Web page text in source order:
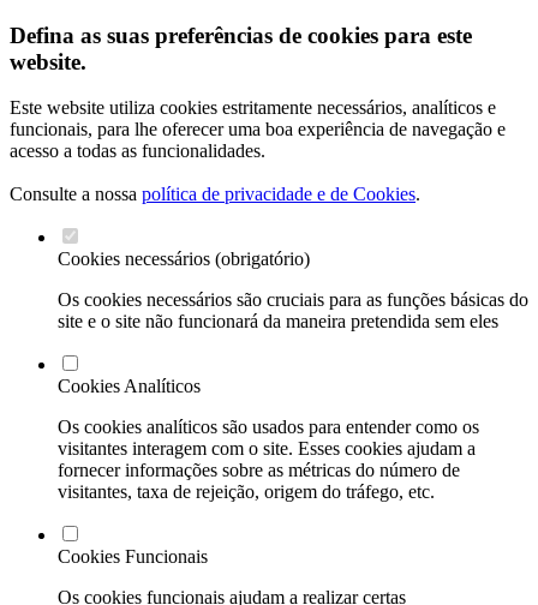
Defina as suas preferências de cookies para este
website.
Este website utiliza cookies estritamente necessários, analíticos e
funcionais, para lhe oferecer uma boa experiência de navegação e
acesso a todas as funcionalidades.
Consulte a nossa política de privacidade e de Cookies.
Cookies necessários (obrigatório)
Os cookies necessários são cruciais para as funções básicas do
site e o site não funcionará da maneira pretendida sem eles
Cookies Analíticos
Os cookies analíticos são usados para entender como os
visitantes interagem com o site. Esses cookies ajudam a
fornecer informações sobre as métricas do número de
visitantes, taxa de rejeição, origem do tráfego, etc.
Cookies Funcionais
Os cookies funcionais ajudam a realizar certas